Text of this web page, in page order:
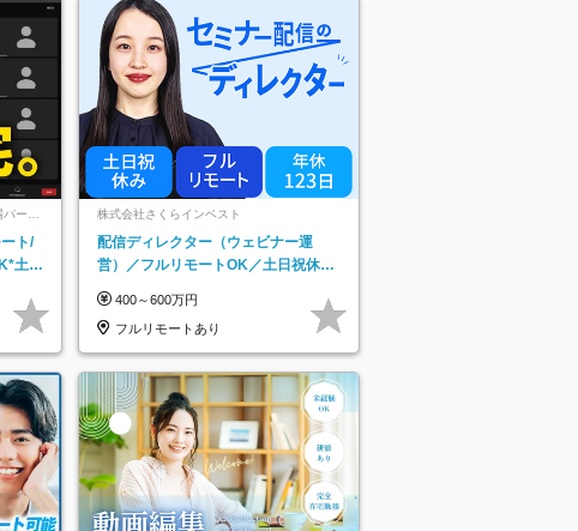
ーソ
ト/
土日
株式会社さくらインベスト
配信ディレクター（ウェビナー運
営）／フルリモートOK／土日祝休み
400～600万円
フルリモートあり